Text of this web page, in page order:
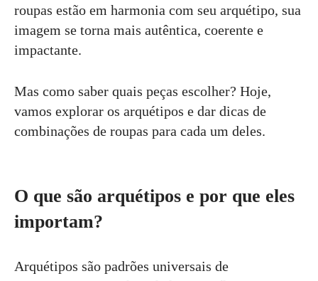
roupas estão em harmonia com seu arquétipo, sua
imagem se torna mais autêntica, coerente e
impactante.
Mas como saber quais peças escolher? Hoje,
vamos explorar os arquétipos e dar dicas de
combinações de roupas para cada um deles.
O que são arquétipos e por que eles
importam?
Arquétipos são padrões universais de